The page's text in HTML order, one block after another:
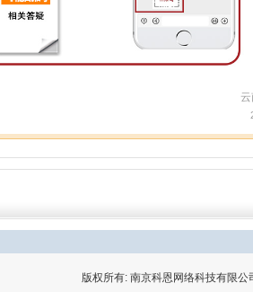
版权所有: 南京科恩网络科技有限公